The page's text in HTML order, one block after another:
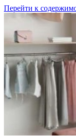
Перейти к